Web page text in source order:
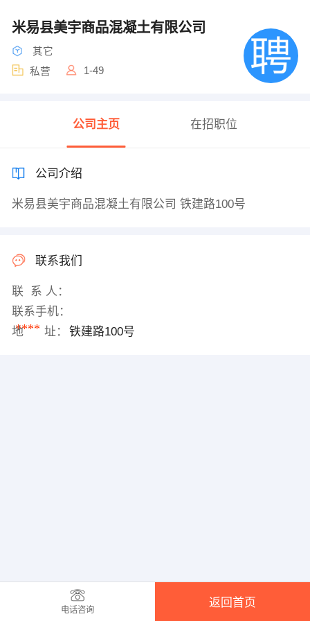
米易县美宇商品混凝土有限公司
其它
私营
1-49
公司主页 在招职位
公司介绍
米易县美宇商品混凝土有限公司 铁建路100号
联系我们
联 系 人：
联系手机：
****
地 址： 铁建路100号
电话咨询
返回首页